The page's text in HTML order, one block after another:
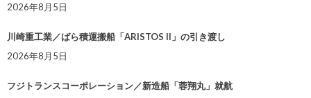
2026年8月5日
川崎重工業／ばら積運搬船「ARISTOS II」の引き渡し
2026年8月5日
フジトランスコーポレーション／新造船「蓉翔丸」就航